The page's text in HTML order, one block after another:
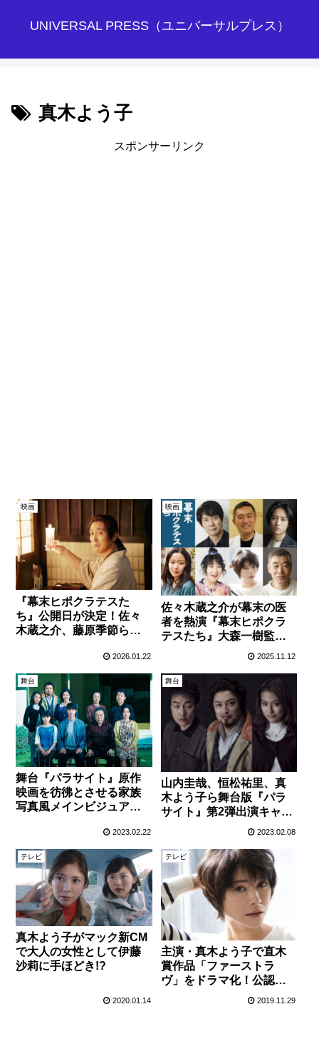
UNIVERSAL PRESS（ユニバーサルプレス）
真木よう子
スポンサーリンク
映画
『幕末ヒポクラテスた
ち』公開日が決定！佐々
木蔵之介、藤原季節らの
2026.01.22
映画
佐々木蔵之介が幕末の医
者を熱演『幕末ヒポクラ
テスたち』大森一樹監
督、生前最後の企画
2025.11.12
舞台
舞台『パラサイト』原作
映画を彷彿とさせる家族
写真風メインビジュアル
2023.02.22
舞台
山内圭哉、恒松祐里、真
木よう子ら舞台版『パラ
サイト』第2弾出演キャス
2023.02.08
テレビ
真木よう子がマック新CM
で大人の女性として伊藤
沙莉に手ほどき!?
2020.01.14
テレビ
主演・真木よう子で直木
賞作品「ファーストラ
ヴ」をドラマ化！公認心
2019.11.29